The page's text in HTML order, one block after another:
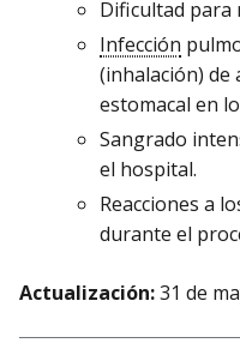
Dificultad para
Infección
(inhalación) de
estomacal en
Sangrado
el hospital.
Reacciones a
durante el
Actualización:31 de